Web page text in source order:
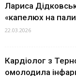
Лариса
«капелюх на
22.03.2026
Кардіолог з
омолодила